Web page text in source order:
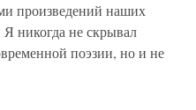
произведений наших
никогда не скрывал
поэзии, но и не